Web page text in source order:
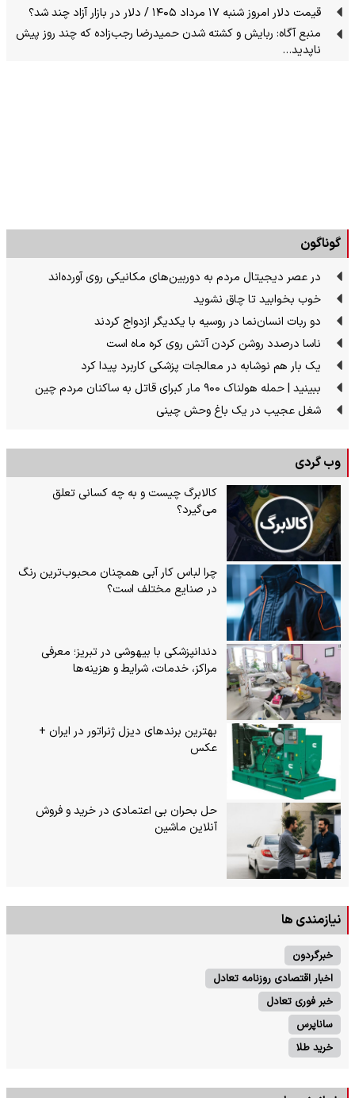
قیمت دلار امروز شنبه ۱۷ مرداد ۱۴۰۵ / دلار در بازار آزاد چند شد؟
منبع آگاه: ربایش و کشته شدن حمیدرضا رجب‌زاده که چند روز پیش
ناپدید…
گوناگون
در عصر دیجیتال مردم به دوربین‌های مکانیکی روی آورده‌اند
خوب بخوابید تا چاق نشوید
دو ربات انسان‌نما در روسیه با یکدیگر ازدواج کردند
ناسا درصدد روشن کردن آتش روی کره ماه است
یک بار هم نوشابه در معالجات پزشکی کاربرد پیدا کرد
ببینید | حمله هولناک ۹۰۰ مار کبرای قاتل به ساکنان مردم چین
شغل عجیب در یک باغ وحش چینی
وب گردی
کالابرگ چیست و به چه کسانی تعلق
می‌گیرد؟
چرا لباس کار آبی همچنان محبوب‌ترین رنگ
در صنایع مختلف است؟
دندانپزشکی با بیهوشی در تبریز؛ معرفی
مراکز، خدمات، شرایط و هزینه‌ها
بهترین برندهای دیزل ژنراتور در ایران +
عکس
حل بحران بی‌ اعتمادی در خرید و فروش
آنلاین ماشین
نیازمندی ها
خبرگردون
اخبار اقتصادی روزنامه تعادل
خبر فوری تعادل
ساناپرس
خرید طلا